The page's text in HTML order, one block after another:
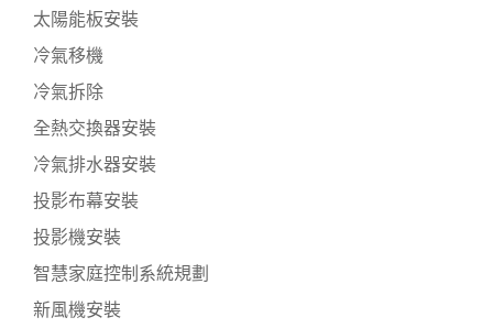
太陽能板安裝
冷氣移機
冷氣拆除
全熱交換器安裝
冷氣排水器安裝
投影布幕安裝
投影機安裝
智慧家庭控制系統規劃
新風機安裝